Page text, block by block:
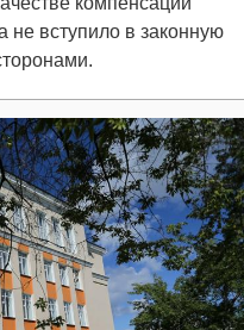
не вступило в законную